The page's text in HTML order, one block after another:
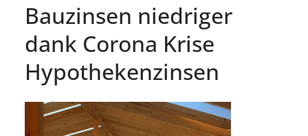
Bauzinsen niedriger
dank Corona Krise
Hypothekenzinsen